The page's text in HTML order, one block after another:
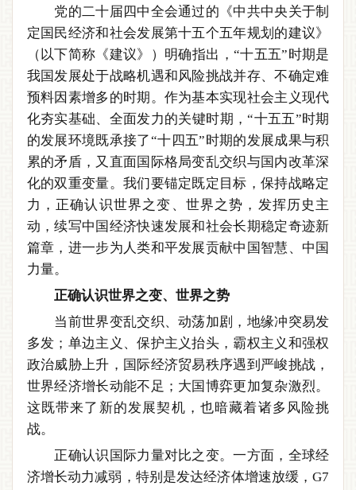
党的二十届四中全会通过的《中共中央关于制
定国民经济和社会发展第十五个五年规划的建议》
（以下简称《建议》）明确指出，“十五五”时期是
我国发展处于战略机遇和风险挑战并存、不确定难
预料因素增多的时期。作为基本实现社会主义现代
化夯实基础、全面发力的关键时期，“十五五”时期
的发展环境既承接了“十四五”时期的发展成果与积
累的矛盾，又直面国际格局变乱交织与国内改革深
化的双重变量。我们要锚定既定目标，保持战略定
力，正确认识世界之变、世界之势，发挥历史主
动，续写中国经济快速发展和社会长期稳定奇迹新
篇章，进一步为人类和平发展贡献中国智慧、中国
力量。
正确认识世界之变、世界之势
当前世界变乱交织、动荡加剧，地缘冲突易发
多发；单边主义、保护主义抬头，霸权主义和强权
政治威胁上升，国际经济贸易秩序遇到严峻挑战，
世界经济增长动能不足；大国博弈更加复杂激烈。
这既带来了新的发展契机，也暗藏着诸多风险挑
战。
正确认识国际力量对比之变。一方面，全球经
济增长动力减弱，特别是发达经济体增速放缓，G7